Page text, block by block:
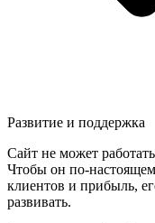
Развитие и поддержка
Сайт не может
Чтобы он по-
клиентов и прибыль,
развивать.